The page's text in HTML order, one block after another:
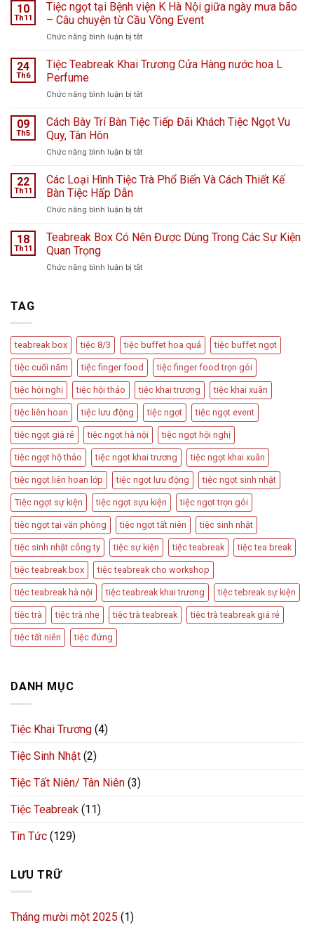
10
Th11
Tiệc ngọt tại Bệnh viện K Hà Nội giữa ngày mưa bão
– Câu chuyện từ Cầu Vồng Event
Chức năng bình luận bị tắtở
ngọt
viện
Hà
ngày
bão
chuyện
Cầu
24
Th6
Tiệc Teabreak Khai Trương Cửa Hàng nước hoa L
Perfume
Chức năng bình luận bị tắtở
Teabreak
Khai
Cửa
nước
Perfume
09
Th5
Cách Bày Trí Bàn Tiệc Tiếp Đãi Khách Tiệc Ngọt Vu
Quy, Tân Hôn
Chức năng bình luận bị tắtở
Bày
Tiệc
Đãi
Ngọt
22
Th11
Các Loại Hình Tiệc Trà Phổ Biến Và Cách Thiết Kế
Bàn Tiệc Hấp Dẫn
Chức năng bình luận bị tắtở
Loại
Trà
Kế
Bàn
Tiệc
Hấp
Dẫn
18
Th11
Teabreak Box Có Nên Được Dùng Trong Các Sự Kiện
Quan Trọng
Chức năng bình luận bị tắtở
Dùng
Trong
Các
Sự
Kiện
Quan
Trọng
TAG
teabreak box tiệc 8/3 tiệc buffet hoa quả tiệc buffet ngọt
tiệc cuối năm tiệc finger food tiệc finger food trọn gói
tiệc hội nghị tiệc hội thảo tiệc khai trương tiệc khai xuân
tiệc liên hoan tiệc lưu động tiệc ngọt tiệc ngọt event
tiệc ngọt giá rẻ tiệc ngọt hà nội tiệc ngọt hội nghị
tiệc ngọt hộ thảo tiệc ngọt khai trương tiệc ngọt khai xuân
tiệc ngọt liên hoan lớp tiệc ngọt lưu động tiệc ngọt sinh nhật
Tiệc ngọt sự kiện tiệc ngọt sựu kiện tiệc ngọt trọn gói
tiệc ngọt tại văn phòng tiệc ngọt tất niên tiệc sinh nhật
tiệc sinh nhật công ty tiệc sự kiện tiệc teabreak tiệc tea break
tiệc teabreak box tiệc teabreak cho workshop
tiệc teabreak hà nội tiệc teabreak khai trương tiệc tebreak sự kiện
tiệc trà tiệc trà nhẹ tiệc trà teabreak tiệc trà teabreak giá rẻ
tiệc tất niên tiệc đứng
DANH MỤC
Tiệc Khai Trương (4)
Tiệc Sinh Nhật (2)
Tiệc Tất Niên/ Tân Niên (3)
Tiệc Teabreak (11)
Tin Tức (129)
LƯU TRỮ
Tháng mười một 2025 (1)